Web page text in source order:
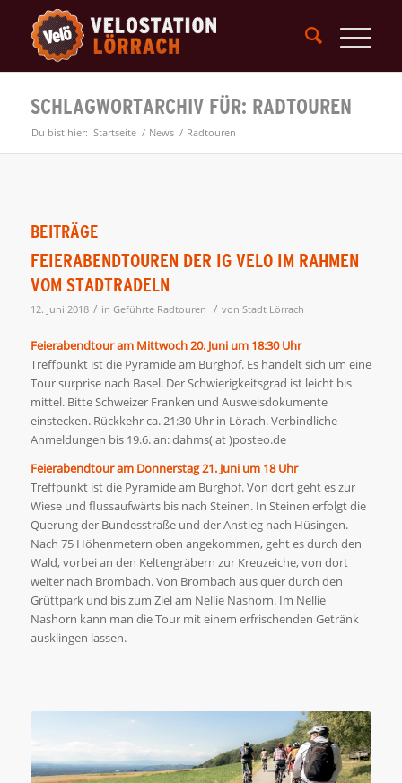
SCHLAGWORTARCHIV FÜR: RADTOUREN
Du bist hier: Startseite / News / Radtouren
BEITRÄGE
FEIERABENDTOUREN DER IG VELO IM RAHMEN
VOM STADTRADELN
12. Juni 2018 / in Geführte Radtouren / von Stadt Lörrach
Feierabendtour am Mittwoch 20. Juni um 18:30 Uhr
Treffpunkt ist die Pyramide am Burghof. Es handelt sich um eine
Tour surprise nach Basel. Der Schwierigkeitsgrad ist leicht bis
mittel. Bitte Schweizer Franken und Ausweisdokumente
einstecken. Rückkehr ca. 21:30 Uhr in Lörach. Verbindliche
Anmeldungen bis 19.6. an: dahms( at )posteo.de
Feierabendtour am Donnerstag 21. Juni um 18 Uhr
Treffpunkt ist die Pyramide am Burghof. Von dort geht es zur
Wiese und flussaufwärts bis nach Steinen. In Steinen erfolgt die
Querung der Bundesstraße und der Anstieg nach Hüsingen.
Nach 75 Höhenmetern oben angekommen, geht es durch den
Wald, vorbei an den Keltengräbern zur Kreuzeiche, von dort
weiter nach Brombach. Von Brombach aus quer durch den
Grüttpark und bis zum Ziel am Nellie Nashorn. Im Nellie
Nashorn kann man die Tour mit einem erfrischenden Getränk
ausklingen lassen.